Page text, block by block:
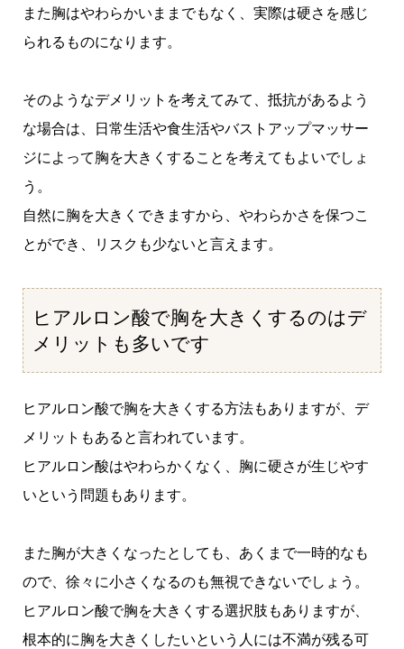
また胸はやわらかいままでもなく、実際は硬さを感じ
られるものになります。
そのようなデメリットを考えてみて、抵抗があるよう
な場合は、日常生活や食生活やバストアップマッサー
ジによって胸を大きくすることを考えてもよいでしょ
う。
自然に胸を大きくできますから、やわらかさを保つこ
とができ、リスクも少ないと言えます。
ヒアルロン酸で胸を大きくするのはデ
メリットも多いです
ヒアルロン酸で胸を大きくする方法もありますが、デ
メリットもあると言われています。
ヒアルロン酸はやわらかくなく、胸に硬さが生じやす
いという問題もあります。
また胸が大きくなったとしても、あくまで一時的なも
ので、徐々に小さくなるのも無視できないでしょう。
ヒアルロン酸で胸を大きくする選択肢もありますが、
根本的に胸を大きくしたいという人には不満が残る可